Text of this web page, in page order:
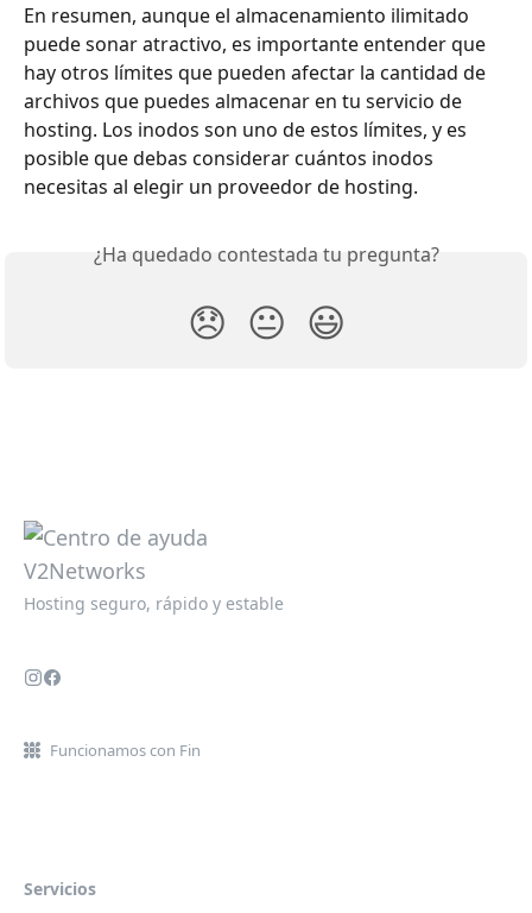
En resumen, aunque el almacenamiento ilimitado
puede sonar atractivo, es importante entender que
hay otros límites que pueden afectar la cantidad de
archivos que puedes almacenar en tu servicio de
hosting. Los inodos son uno de estos límites, y es
posible que debas considerar cuántos inodos
necesitas al elegir un proveedor de hosting.
¿Ha quedado contestada tu pregunta?
😞 😐 😃
Hosting seguro, rápido y estable
Funcionamos con Fin
Servicios